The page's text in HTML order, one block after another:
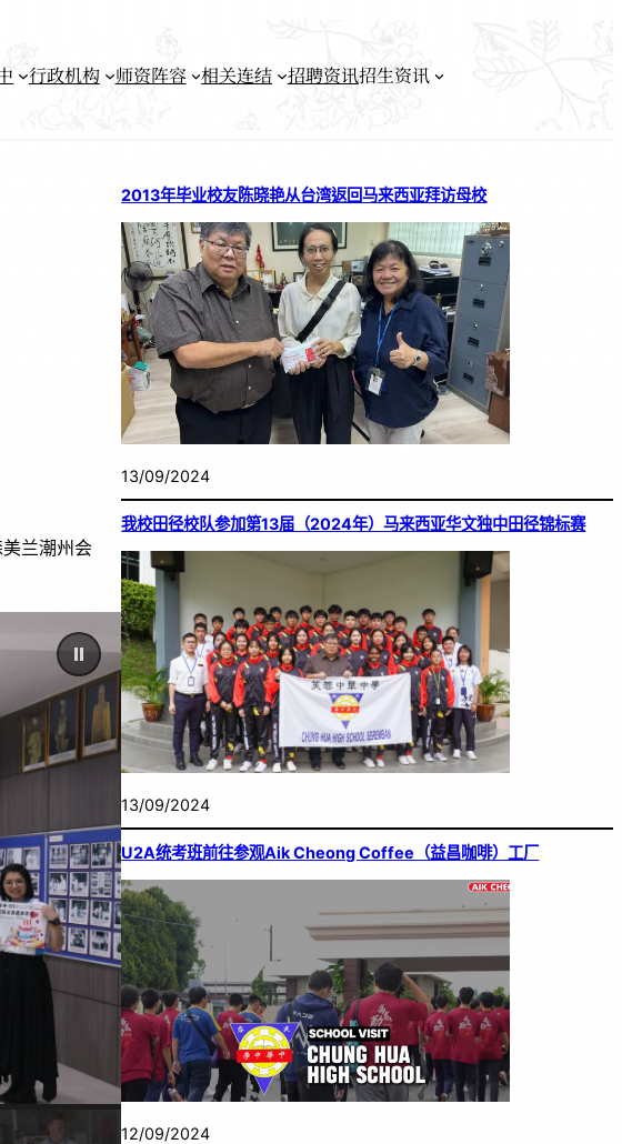
行政机构 师资阵容 相关连结 招聘资讯招生资讯
兰潮州会
2013年毕业校友陈晓艳从台湾返回马来西亚拜访母校
13/09/2024
我校田径校队参加第13届（2024年）马来西亚华文独中田径锦标赛
13/09/2024
U2A统考班前往参观Aik Cheong Coffee（益昌咖啡）工厂
12/09/2024